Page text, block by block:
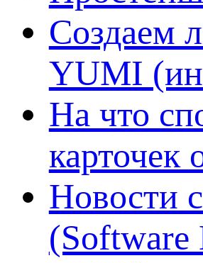
Создаем
YUMI
На что
карточек
Новости
(Software